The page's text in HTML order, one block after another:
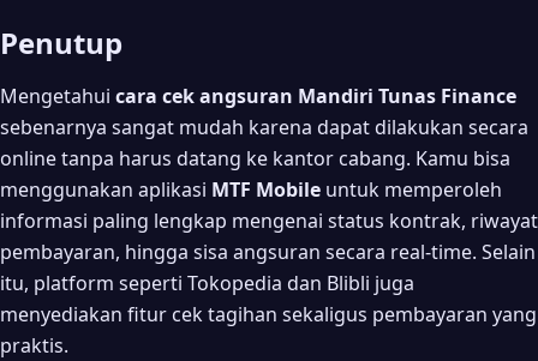
Penutup
Mengetahui cara cek angsuran Mandiri Tunas Finance
sebenarnya sangat mudah karena dapat dilakukan secara
online tanpa harus datang ke kantor cabang. Kamu bisa
menggunakan aplikasi MTF Mobile untuk memperoleh
informasi paling lengkap mengenai status kontrak, riwayat
pembayaran, hingga sisa angsuran secara real-time. Selain
itu, platform seperti Tokopedia dan Blibli juga
menyediakan fitur cek tagihan sekaligus pembayaran yang
praktis.